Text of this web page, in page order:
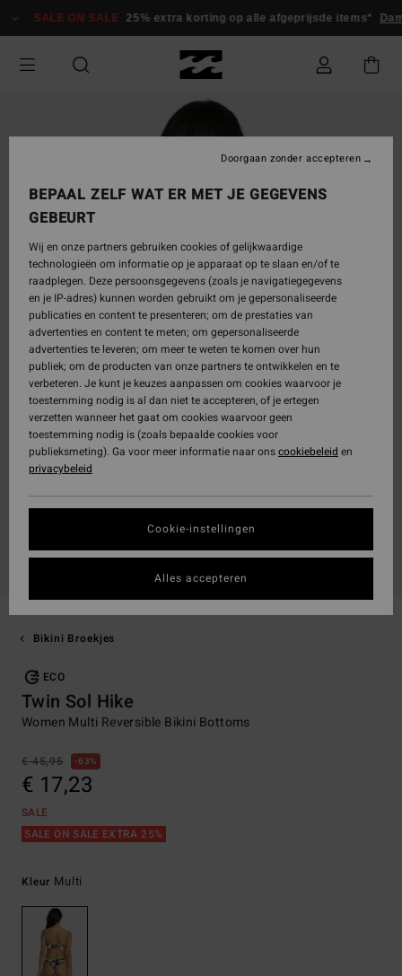
naar
SALE ON SALE 25% extra korting op alle afgeprijsde items*
Bikini Broekjes
ECO
Twin Sol Hike
Women Multi Reversible Bikini Bottoms
€ 45,95 63%
€ 17,23
SALE
SALE ON SALE EXTRA 25%
Kleur Multi
BEPAAL ZELF WAT ER MET JE GEGEVENS
GEBEURT
Wij en onze partners gebruiken cookies of gelijkwaardige
technologieën om informatie op je apparaat op te slaan en/of te
raadplegen. Deze persoonsgegevens (zoals je navigatiegegevens
en je IP-adres) kunnen worden gebruikt om je gepersonaliseerde
publicaties en content te presenteren; om de prestaties van
advertenties en content te meten; om gepersonaliseerde
advertenties te leveren; om meer te weten te komen over hun
publiek; om de producten van onze partners te ontwikkelen en te
verbeteren. Je kunt je keuzes aanpassen om cookies waarvoor je
toestemming nodig is al dan niet te accepteren, of je ertegen
verzetten wanneer het gaat om cookies waarvoor geen
toestemming nodig is (zoals bepaalde cookies voor
publieksmeting). Ga voor meer informatie naar onscookiebeleid en
privacybeleid
Cookie-instellingen
Doorgaan zonder accepteren
Alles accepteren